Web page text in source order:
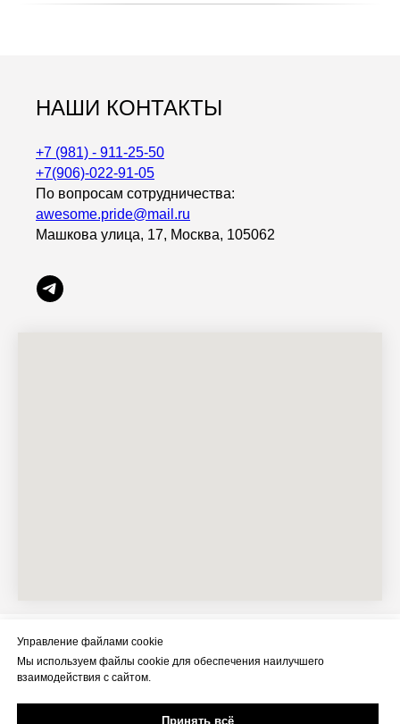
НАШИ КОНТАКТЫ
+7 (981) - 911-25-50
+7(906)-022-91-05
По вопросам сотрудничества:
awesome.pride@mail.ru
Машкова улица, 17, Москва, 105062
ДОСТАВКА И ВОЗВРАТ
БОНУСЫ И ПРИВИЛЕГИИ
Управление файлами cookie
Мы используем файлы cookie для обеспечения наилучшего
взаимодействия с сайтом.
Принять всё